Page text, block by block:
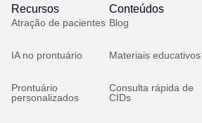
Recursos
Atração de pacientes
IA no prontuário
Prontuário
personalizados
Conteúdos
Blog
Materiais educativos
Consulta rápida de
CIDs